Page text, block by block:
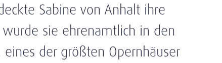
Sabine von Anhalt ihre
sie ehrenamtlich in den
der größten Opernhäuser